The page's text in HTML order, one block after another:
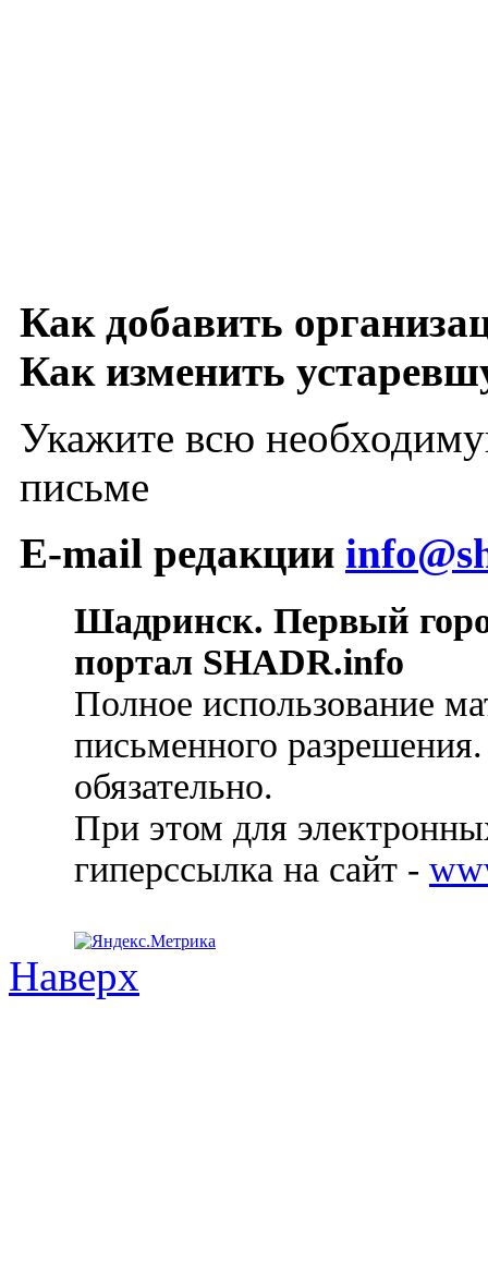
Как добавить
Как изменить
Укажите всю
письме
E-mail редакции
Шадринск. Первый
портал SHADR.info
Полное использование
письменного
обязательно.
При этом для
гиперссылка на сайт -
Наверх